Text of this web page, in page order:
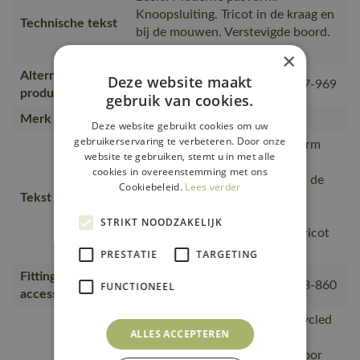
Technische tekst
Knoopsluiting. Tricot in de kraag en
bij de mouwen. Verstevigde boord.
Borstzak.
Alternatieve
producten
17083-941, 00783-260, 51587-969
Merk
Tekst usp
Moderne, comfortabele pasvorm
met een optimale
bewegingsvrijheid., De naad in de
voorkomen., Knoopsluiting., Tricot
kraag.
Fitting
accessories
18050-802, 50602-010, 50143-860
is gemaakt van of bevat gerecycled
materiaal, Van productie naar
magazijnen getransporteerd door
×
Deze website maakt
gebruik van cookies.
Deze website gebruikt cookies om uw
gebruikerservaring te verbeteren. Door onze
website te gebruiken, stemt u in met alle
cookies in overeenstemming met ons
Cookiebeleid. Lees verder
STRIKT NOODZAKELIJK
PRESTATIE TARGETING
FUNCTIONEEL
ALLES ACCEPTEREN